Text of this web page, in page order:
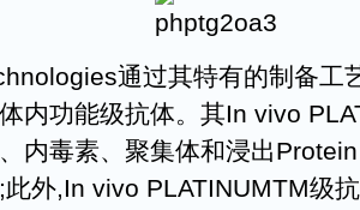
通过其特有的制备工
内功能级抗体。其In vivo
内毒素、聚集体和浸出
外,In vivo PLATINUMTM级